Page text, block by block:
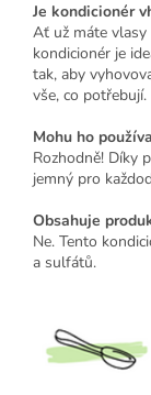
Je kondicionér
Ať už máte
kondicionér je
tak, aby
vše, co potřebují.
Mohu ho
Rozhodně! Díky
jemný pro
Obsahuje
Ne. Tento
a sulfátů.